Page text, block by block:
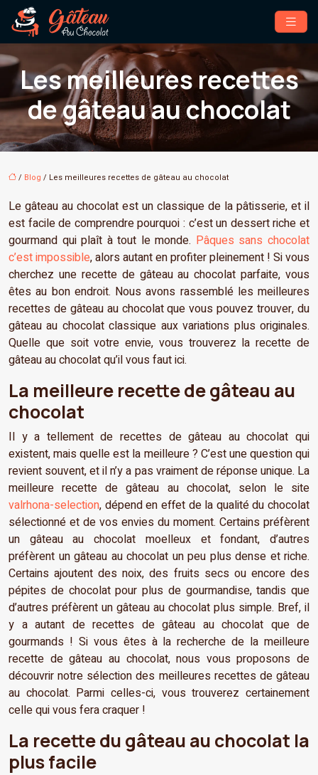
Les meilleures recettes
de gâteau au chocolat
/ Blog / Les meilleures recettes de gâteau au chocolat
Le gâteau au chocolat est un classique de la pâtisserie, et il
est facile de comprendre pourquoi : c’est un dessert riche et
gourmand qui plaît à tout le monde. Pâques sans chocolat
c’est impossible, alors autant en profiter pleinement ! Si vous
cherchez une recette de gâteau au chocolat parfaite, vous
êtes au bon endroit. Nous avons rassemblé les meilleures
recettes de gâteau au chocolat que vous pouvez trouver, du
gâteau au chocolat classique aux variations plus originales.
Quelle que soit votre envie, vous trouverez la recette de
gâteau au chocolat qu’il vous faut ici.
La meilleure recette de gâteau au
chocolat
Il y a tellement de recettes de gâteau au chocolat qui
existent, mais quelle est la meilleure ? C’est une question qui
revient souvent, et il n’y a pas vraiment de réponse unique. La
meilleure recette de gâteau au chocolat, selon le site
valrhona-selection, dépend en effet de la qualité du chocolat
sélectionné et de vos envies du moment. Certains préfèrent
un gâteau au chocolat moelleux et fondant, d’autres
préfèrent un gâteau au chocolat un peu plus dense et riche.
Certains ajoutent des noix, des fruits secs ou encore des
pépites de chocolat pour plus de gourmandise, tandis que
d’autres préfèrent un gâteau au chocolat plus simple. Bref, il
y a autant de recettes de gâteau au chocolat que de
gourmands ! Si vous êtes à la recherche de la meilleure
recette de gâteau au chocolat, nous vous proposons de
découvrir notre sélection des meilleures recettes de gâteau
au chocolat. Parmi celles-ci, vous trouverez certainement
celle qui vous fera craquer !
La recette du gâteau au chocolat la
plus facile